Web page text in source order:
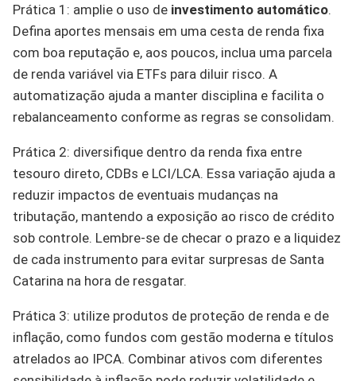
Prática 1: amplie o uso de investimento automático.
Defina aportes mensais em uma cesta de renda fixa
com boa reputação e, aos poucos, inclua uma parcela
de renda variável via ETFs para diluir risco. A
automatização ajuda a manter disciplina e facilita o
rebalanceamento conforme as regras se consolidam.
Prática 2: diversifique dentro da renda fixa entre
tesouro direto, CDBs e LCI/LCA. Essa variação ajuda a
reduzir impactos de eventuais mudanças na
tributação, mantendo a exposição ao risco de crédito
sob controle. Lembre-se de checar o prazo e a liquidez
de cada instrumento para evitar surpresas de Santa
Catarina na hora de resgatar.
Prática 3: utilize produtos de proteção de renda e de
inflação, como fundos com gestão moderna e títulos
atrelados ao IPCA. Combinar ativos com diferentes